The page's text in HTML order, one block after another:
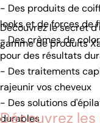
- Des produits de
looks et de forces de
- Des crèmes de
pour des résultats
- Des traitements
rajeunir vos cheveux
- Des solutions
durables
Découvrez le secret
gamme de produits
Découvrez